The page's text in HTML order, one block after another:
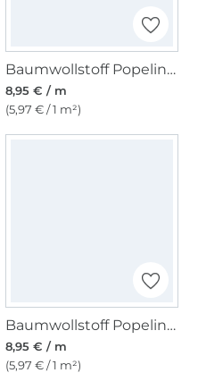
Baumwollstoff Popeline khaki
8,95 € / m
(5,97 € / 1 m²)
Baumwollstoff Popeline hellbraun
8,95 € / m
(5,97 € / 1 m²)